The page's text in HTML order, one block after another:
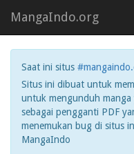
MangaIndo.org
Saat ini situs
Situs ini dibuat untuk
untuk mengunduh
sebagai pengganti PDF
menemukan bug di situs
MangaIndo